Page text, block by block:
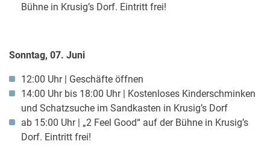
Bühne in Krusig’s Dorf. Eintritt frei!
Sonntag, 07. Juni
12:00 Uhr | Geschäfte öffnen
14:00 Uhr bis 18:00 Uhr | Kostenloses Kinderschminken
und Schatzsuche im Sandkasten in Krusig’s Dorf
ab 15:00 Uhr | „2 Feel Good“ auf der Bühne in Krusig’s
Dorf. Eintritt frei!